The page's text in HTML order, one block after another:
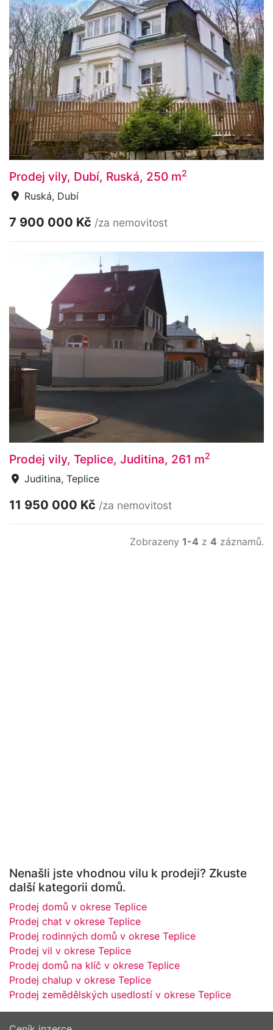
Prodej vily, Dubí, Ruská, 250 m2
Ruská, Dubí
7 900 000 Kč /za nemovitost
Prodej vily, Teplice, Juditina, 261 m2
Juditina, Teplice
11 950 000 Kč /za nemovitost
Zobrazeny 1-4 z 4 záznamů.
Nenašli jste vhodnou vilu k prodeji? Zkuste
další kategorii domů.
Prodej domů v okrese Teplice
Prodej chat v okrese Teplice
Prodej rodinných domů v okrese Teplice
Prodej vil v okrese Teplice
Prodej domů na klíč v okrese Teplice
Prodej chalup v okrese Teplice
Prodej zemědělských usedlostí v okrese Teplice